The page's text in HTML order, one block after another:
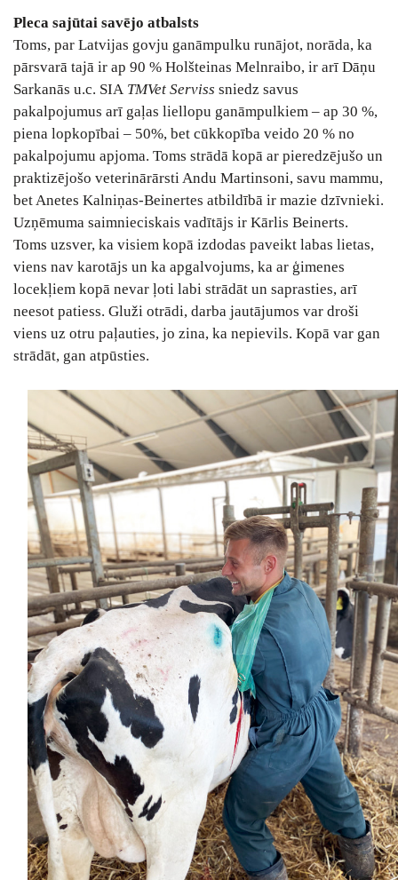
Pleca sajūtai savējo atbalsts
Toms, par Latvijas govju ganāmpulku runājot, norāda, ka
pārsvarā tajā ir ap 90 % Holšteinas Melnraibo, ir arī Dāņu
Sarkanās u.c. SIA TMVet Serviss sniedz savus
pakalpojumus arī gaļas liellopu ganāmpulkiem – ap 30 %,
piena lopkopībai – 50%, bet cūkkopība veido 20 % no
pakalpojumu apjoma. Toms strādā kopā ar pieredzējušo un
praktizējošo veterinārārsti Andu Martinsoni, savu mammu,
bet Anetes Kalniņas-Beinertes atbildībā ir mazie dzīvnieki.
Uzņēmuma saimnieciskais vadītājs ir Kārlis Beinerts.
Toms uzsver, ka visiem kopā izdodas paveikt labas lietas,
viens nav karotājs un ka apgalvojums, ka ar ģimenes
locekļiem kopā nevar ļoti labi strādāt un saprasties, arī
neesot patiess. Gluži otrādi, darba jautājumos var droši
viens uz otru paļauties, jo zina, ka nepievils. Kopā var gan
strādāt, gan atpūsties.